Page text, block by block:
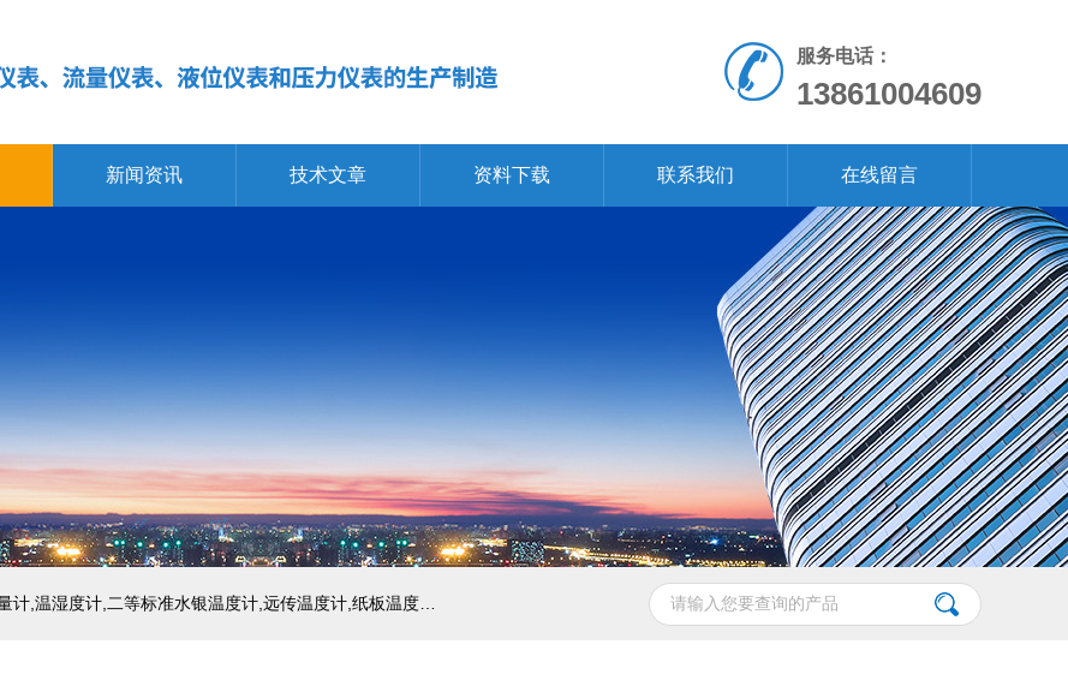
服务电话：
13861004609
新闻资讯 技术文章 资料下载 联系我们 在线留言